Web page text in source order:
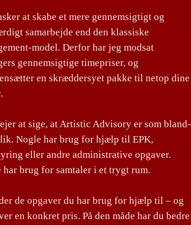
at skabe et mere gennemsigtigt og
samarbejde end den klassiske
model. Derfor har jeg modsat
gennemsigtige timepriser, og
en skræddersyet pakke til netop dine
at sige, at Artistic Advisory er som bland-
Nogle har brug for hjælp til EPK,
eller andre administrative opgaver.
har brug for samtaler i et trygt rum.
de opgaver du har brug for hjælp til – og
en konkret pris. På den måde har du bedre